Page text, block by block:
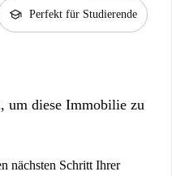
school Perfekt für Studierende
um diese Immobilie zu
nächsten Schritt Ihrer